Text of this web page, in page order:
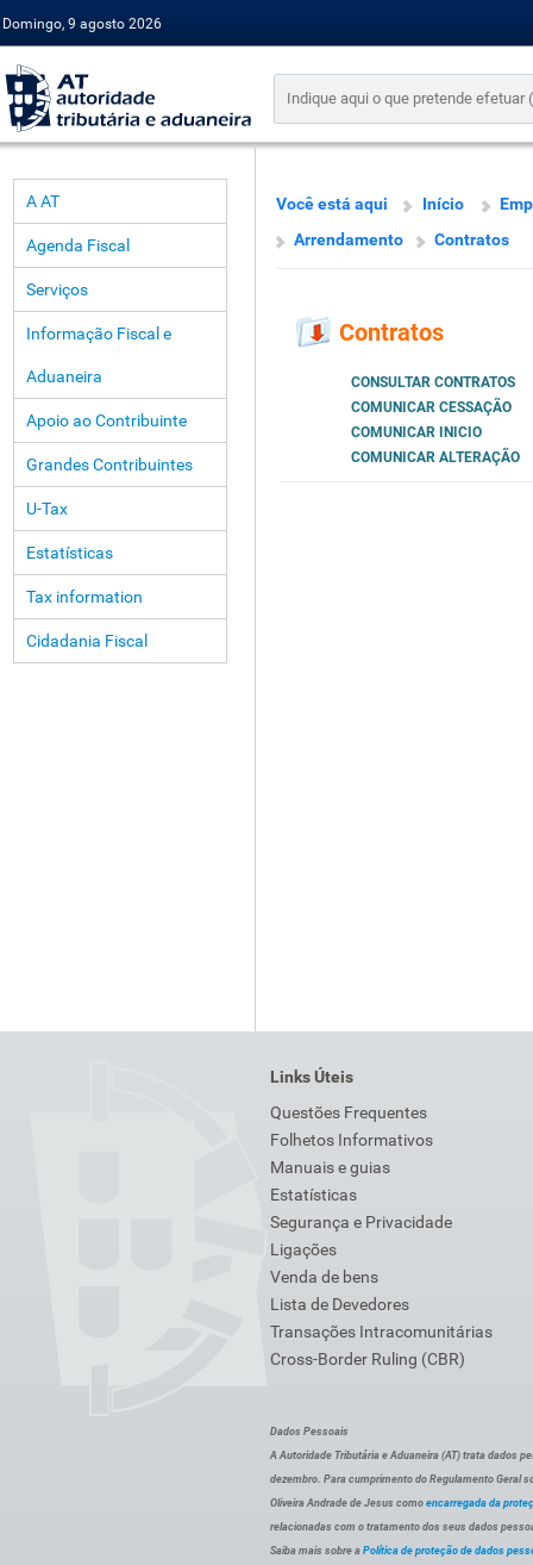
Domingo, 9 agosto 2026
A AT
Agenda Fiscal
Serviços
Informação Fiscal e
Aduaneira
Apoio ao Contribuinte
Grandes Contribuintes
U-Tax
Estatísticas
Tax information
Cidadania Fiscal
Você está aqui Início
Arrendamento
Contratos
Contratos
CONSULTAR CONTRATOS
COMUNICAR CESSAÇÃO
COMUNICAR INICIO
COMUNICAR ALTERAÇÃO
Links Úteis
Questões Frequentes
Folhetos Informativos
Manuais e guias
Estatísticas
Segurança e Privacidade
Ligações
Venda de bens
Lista de Devedores
Transações Intracomunitárias
Cross-Border Ruling (CBR)
Dados Pessoais
A Autoridade Tributária e Aduaneira (AT) trata dados
dezembro. Para cumprimento do Regulamento Geral
Oliveira Andrade de Jesus como encarregada da
relacionadas com o tratamento dos seus dados
Saiba mais sobre a Política de proteção de dados